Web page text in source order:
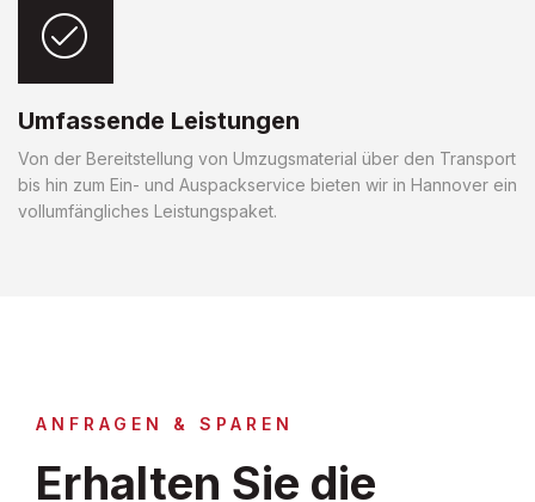
Umfassende Leistungen
Von der Bereitstellung von Umzugsmaterial über den Transport
bis hin zum Ein- und Auspackservice bieten wir in Hannover ein
vollumfängliches Leistungspaket.
ANFRAGEN & SPAREN
Erhalten Sie die